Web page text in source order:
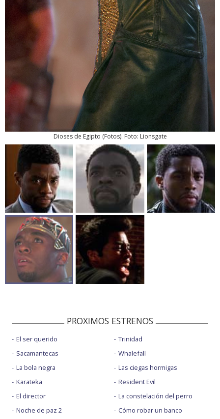
Dioses de Egipto (Fotos). Foto: Lionsgate
PROXIMOS ESTRENOS
El ser querido
Sacamantecas
La bola negra
Karateka
El director
Noche de paz 2
Trinidad
Whalefall
Las ciegas hormigas
Resident Evil
La constelación del perro
Cómo robar un banco